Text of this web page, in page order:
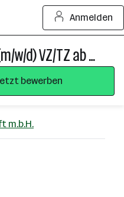
Anmelden
Immobilienverwalter:in (m/w/d) VZ/TZ ab 30h/Woche
bewerben
m.b.H.